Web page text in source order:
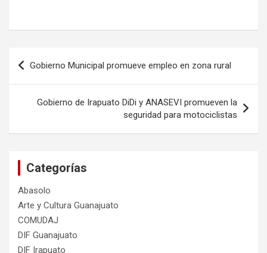
Navegación
de
entradas
Gobierno Municipal promueve empleo en zona rural
Gobierno de Irapuato DiDi y ANASEVI promueven la
seguridad para motociclistas
Categorías
Abasolo
Arte y Cultura Guanajuato
COMUDAJ
DIF Guanajuato
DIF Irapuato